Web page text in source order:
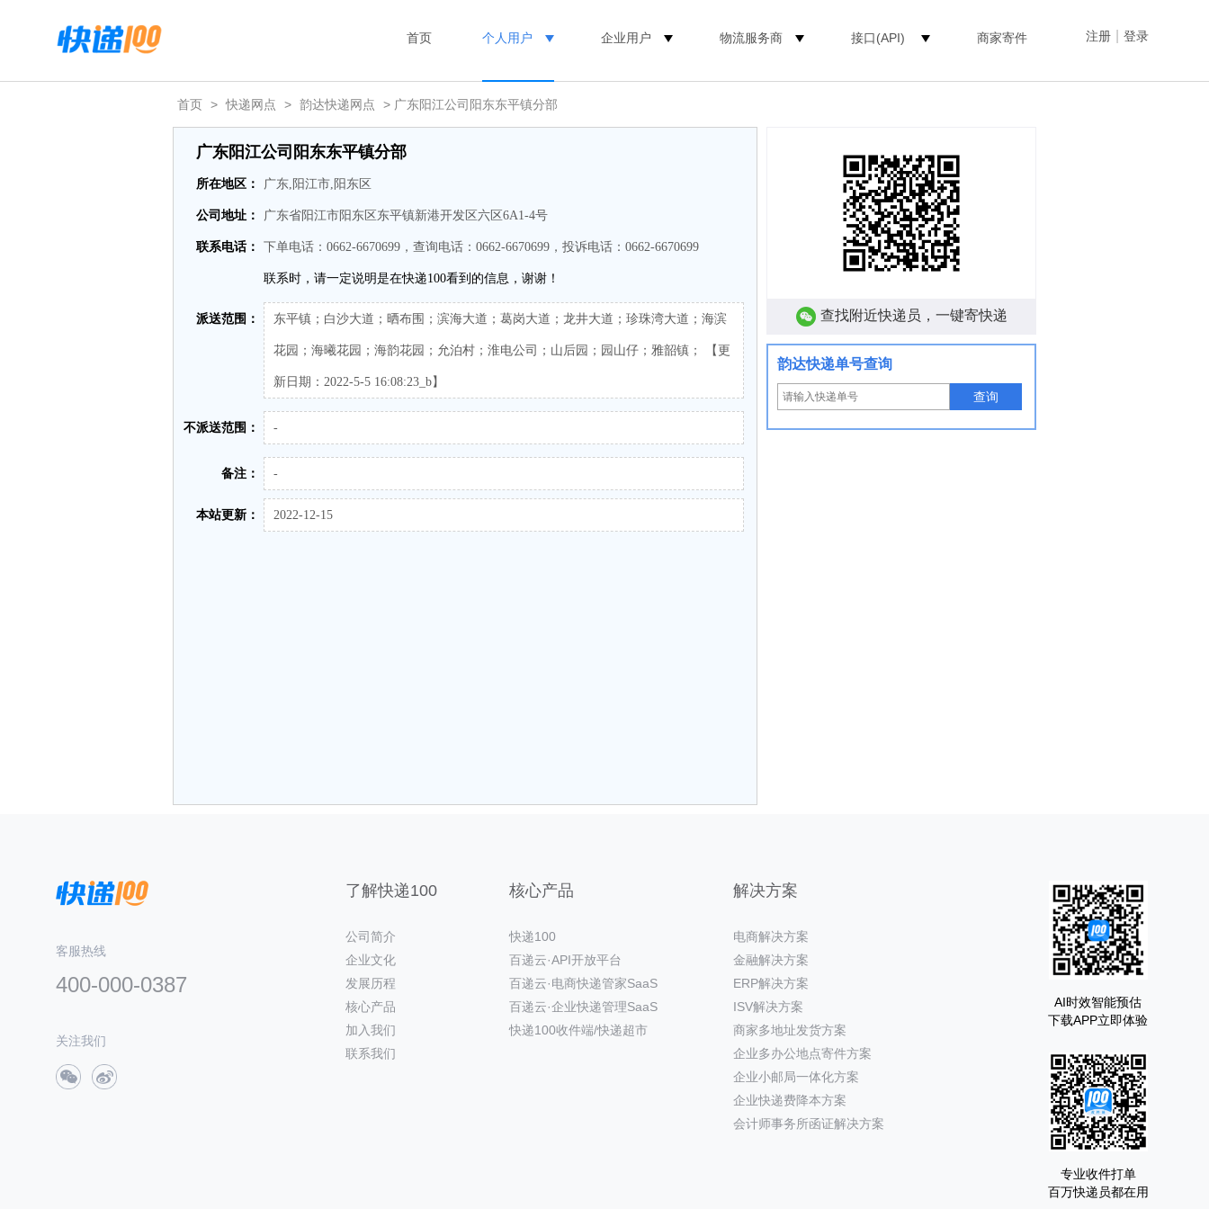
注册 登录
首页 个人用户 企业用户 物流服务商 接口(API) 商家寄件
首页 > 快递网点 > 韵达快递网点 > 广东阳江公司阳东东平镇分部
广东阳江公司阳东东平镇分部
所在地区： 广东,阳江市,阳东区
公司地址： 广东省阳江市阳东区东平镇新港开发区六区6A1-4号
联系电话： 下单电话：0662-6670699，查询电话：0662-6670699，投诉电话：0662-6670699
联系时，请一定说明是在快递100看到的信息，谢谢！
派送范围： 东平镇；白沙大道；晒布围；滨海大道；葛岗大道；龙井大道；珍珠湾大道；海滨
花园；海曦花园；海韵花园；允泊村；淮电公司；山后园；园山仔；雅韶镇； 【更
新日期：2022-5-5 16:08:23_b】
不派送范围： -
备注： -
本站更新： 2022-12-15
查找附近快递员，一键寄快递
韵达快递单号查询
查询
客服热线
400-000-0387
关注我们
了解快递100
公司简介
企业文化
发展历程
核心产品
加入我们
联系我们
核心产品
快递100
百递云·API开放平台
百递云·电商快递管家SaaS
百递云·企业快递管理SaaS
快递100收件端/快递超市
解决方案
电商解决方案
金融解决方案
ERP解决方案
ISV解决方案
商家多地址发货方案
企业多办公地点寄件方案
企业小邮局一体化方案
企业快递费降本方案
会计师事务所函证解决方案
AI时效智能预估
下载APP立即体验
专业收件打单
百万快递员都在用